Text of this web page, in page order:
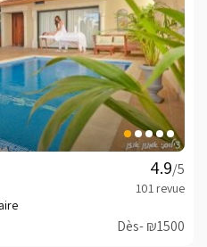
/5
Dès- ₪1500